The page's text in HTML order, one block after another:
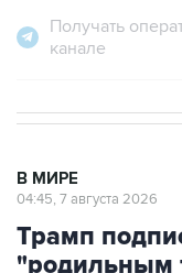
Получать
канале
В МИРЕ
04:45, 7 августа 2026
Трамп
"родильным